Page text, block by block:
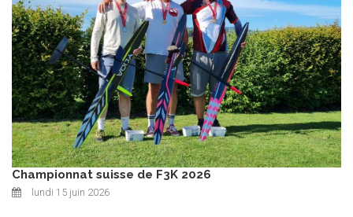
Championnat suisse de F3K 2026
lundi 15 juin 2026